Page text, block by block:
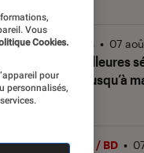
Les meilleures
2026 (jusqu’à
Séries • 07
Livres / BD •
Vous
Cookies.
pour
personnalisés,